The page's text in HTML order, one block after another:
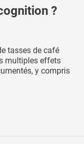
?
tasses de café
multiples effets
y compris